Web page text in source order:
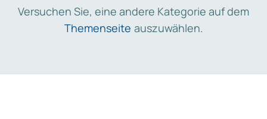
Versuchen Sie, eine andere Kategorie auf dem
Themenseite auszuwählen.